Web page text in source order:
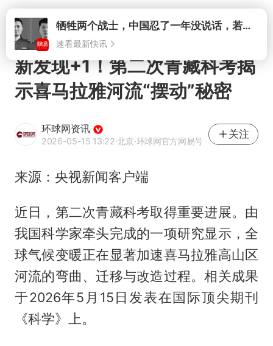
打开牺牲两个战士，中国忍了一年没说话，若菲律宾死了人，他会开战吗
速看最新快讯
新发现+1！第二次青藏科考揭
示喜马拉雅河流“摆动”秘密
环球网资讯
2026-05-15 13:22·北京·环球网官方网易号
关注
来源：央视新闻客户端
近日，第二次青藏科考取得重要进展。由
我国科学家牵头完成的一项研究显示，全
球气候变暖正在显著加速喜马拉雅高山区
河流的弯曲、迁移与改造过程。相关成果
于2026年5月15日发表在国际顶尖期刊
《科学》上。